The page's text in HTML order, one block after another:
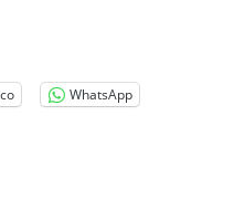
WhatsApp